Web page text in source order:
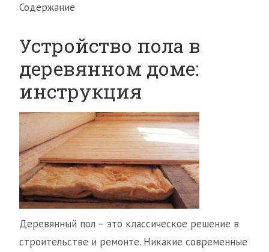
Содержание
Устройство пола в
деревянном доме:
инструкция
Деревянный пол – это классическое решение в
строительстве и ремонте. Никакие современные